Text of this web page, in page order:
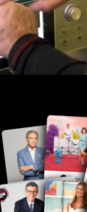
for
sites &
material